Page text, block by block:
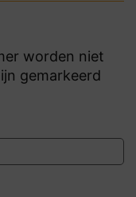
worden niet
gemarkeerd